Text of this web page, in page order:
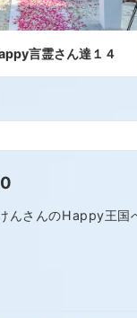
言霊さん達１４
んさんのHappy王国